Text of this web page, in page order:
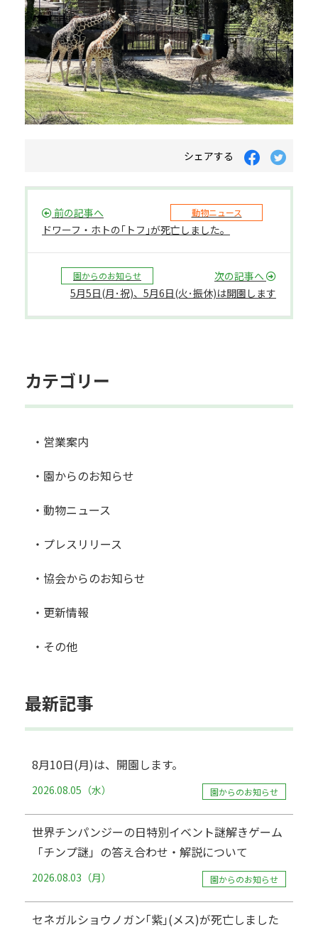
シェアする
前の記事へ 動物ニュース
ドワーフ・ホトの｢トフ｣が死亡しました。
園からのお知らせ
次の記事へ
5月5日(月･祝)、5月6日(火･振休)は開園します
カテゴリー
・営業案内
・園からのお知らせ
・動物ニュース
・プレスリリース
・協会からのお知らせ
・更新情報
・その他
最新記事
8月10日(月)は、開園します。
2026.08.05（水） 園からのお知らせ
世界チンパンジーの日特別イベント謎解きゲーム
「チンプ謎」の答え合わせ・解説について
2026.08.03（月） 園からのお知らせ
セネガルショウノガン｢紫｣(メス)が死亡しました